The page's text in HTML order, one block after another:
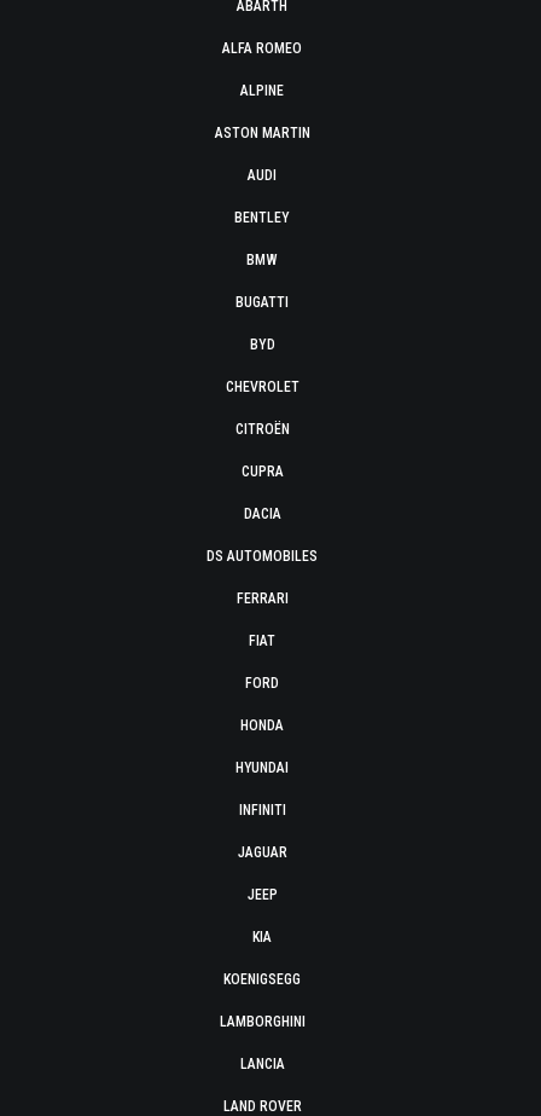
ABARTH
ALFA ROMEO
ALPINE
ASTON MARTIN
AUDI
BENTLEY
BMW
BUGATTI
BYD
CHEVROLET
CITROËN
CUPRA
DACIA
DS AUTOMOBILES
FERRARI
FIAT
FORD
HONDA
HYUNDAI
INFINITI
JAGUAR
JEEP
KIA
KOENIGSEGG
LAMBORGHINI
LANCIA
LAND ROVER